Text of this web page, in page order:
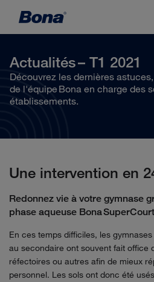
Actualités – T1 2021
Découvrez les dernières
de l'équipe Bona en charge des
établissements.
Une intervention en
Redonnez vie à votre gymnase
phase aqueuse BonaSuperCourt
En ces temps difficiles, les
au secondaire ont souvent fait office
réfectoires ou autres afin de mieux
personnel. Les sols ont donc été